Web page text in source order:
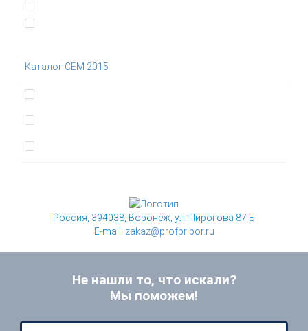
Каталог CEM 2015
Россия, 394038, Воронеж, ул. Пирогова 87 Б
E-mail: zakaz@profpribor.ru
Не нашли то, что искали?
Мы поможем!